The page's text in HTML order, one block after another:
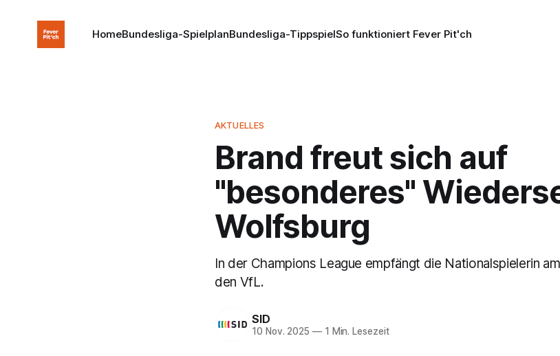
HomeBundesliga-SpielplanBundesliga-TippspielSo funktioniert Fever Pit'ch
AKTUELLES
Brand freut sich auf
"besonderes"
Wolfsburg
In der Champions League empfängt die Nationalspielerin
den VfL.
SID
10 Nov. 2025 —1 Min. Lesezeit